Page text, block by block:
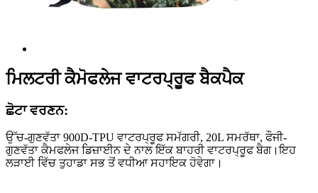
ਮਿਲਟਰੀ ਕੈਮੋਫਲੇਜ ਵਾਟਰਪ੍ਰੂਫ ਬੈਕਪੈਕ
ਛੋਟਾ ਵਰਣਨ:
ਉੱਚ-ਗੁਣਵੱਤਾ 900D-TPU ਵਾਟਰਪ੍ਰੂਫ ਸਮੱਗਰੀ, 20L ਸਮਰੱਥਾ, ਫੌਜੀ-
ਗੁਣਵੱਤਾ ਕੈਮਫਲੇਜ ਡਿਜ਼ਾਈਨ ਦੇ ਨਾਲ ਇੱਕ ਬਾਹਰੀ ਵਾਟਰਪ੍ਰੂਫ ਬੈਗ।ਇਹ
ਲੜਾਈ ਵਿੱਚ ਤੁਹਾਡਾ ਸਭ ਤੋਂ ਵਧੀਆ ਸਹਾਇਕ ਹੋਵੇਗਾ।